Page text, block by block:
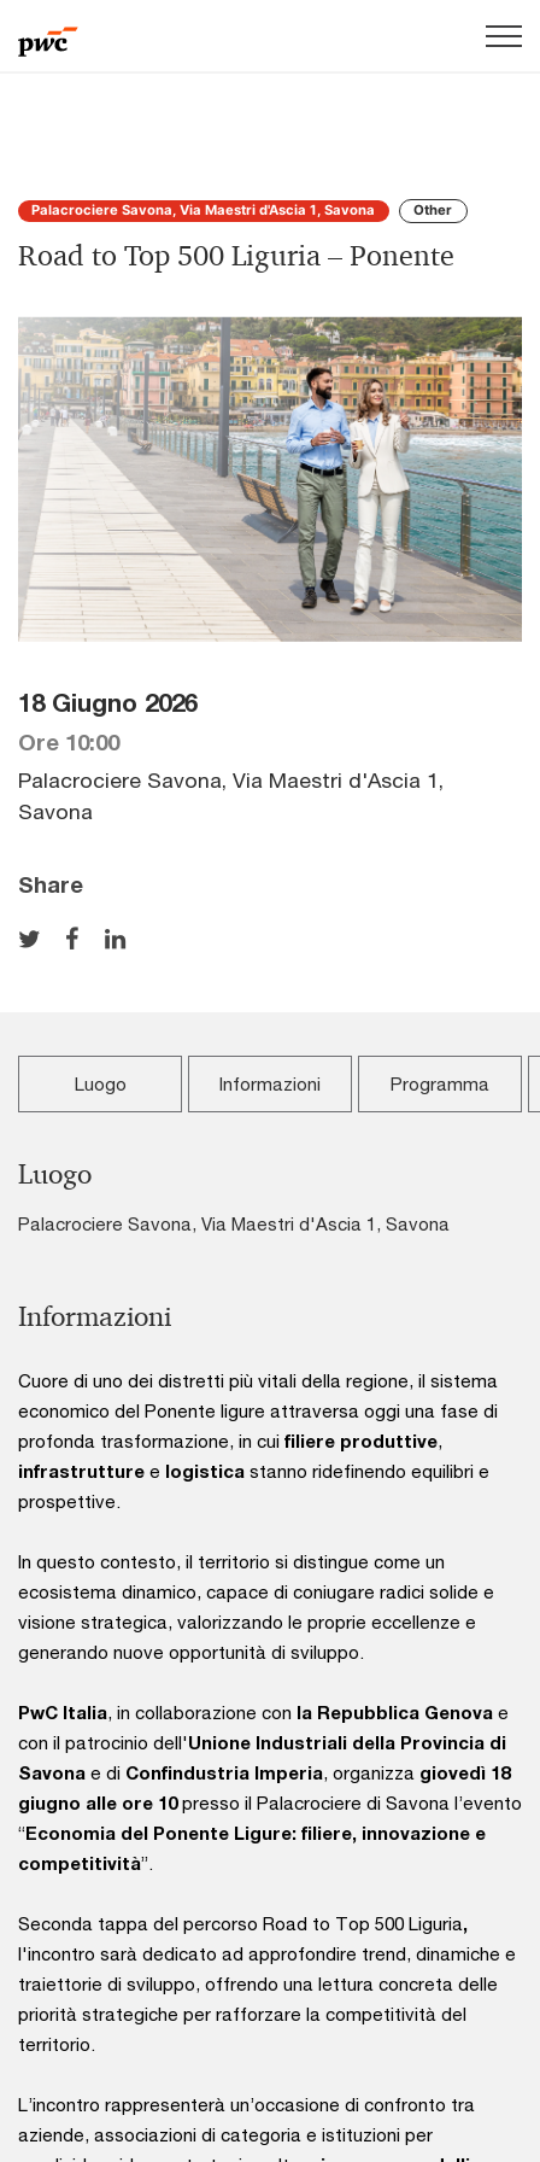
Palacrociere Savona, Via Maestri d'Ascia 1, Savona Other
Road to Top 500 Liguria – Ponente
18 Giugno 2026
Ore 10:00
Palacrociere Savona, Via Maestri d'Ascia 1,
Savona
Share
Luogo Informazioni Programma
Luogo
Palacrociere Savona, Via Maestri d'Ascia 1, Savona
Informazioni
Cuore di uno dei distretti più vitali della regione, il sistema
economico del Ponente ligure attraversa oggi una fase di
profonda trasformazione, in cui filiere produttive,
infrastrutture e logistica stanno ridefinendo equilibri e
prospettive.
In questo contesto, il territorio si distingue come un
ecosistema dinamico, capace di coniugare radici solide e
visione strategica, valorizzando le proprie eccellenze e
generando nuove opportunità di sviluppo.
PwC Italia, in collaborazione con la Repubblica Genova e
con il patrocinio dell'Unione Industriali della Provincia di
Savona e di Confindustria Imperia, organizza giovedì 18
giugno alle ore 10presso il Palacrociere di Savona l’evento
“Economia del Ponente Ligure: filiere, innovazione e
competitività”.
Seconda tappa del percorso Road to Top 500 Liguria,
l'incontro sarà dedicato ad approfondire trend, dinamiche e
traiettorie di sviluppo, offrendo una lettura concreta delle
priorità strategiche per rafforzare la competitività del
territorio.
L’incontro rappresenterà un’occasione di confronto tra
aziende, associazioni di categoria e istituzioni per